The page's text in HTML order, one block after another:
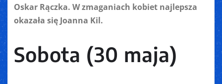
Oskar Rączka. W zmaganiach kobiet najlepsza
okazała się Joanna Kil.
Sobota (30 maja)